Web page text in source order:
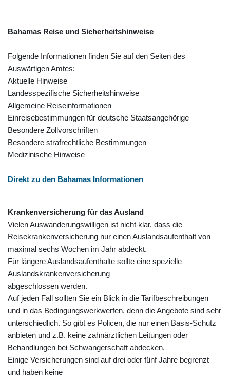
Bahamas Reise und Sicherheitshinweise
Folgende Informationen finden Sie auf den Seiten des
Auswärtigen Amtes:
Aktuelle Hinweise
Landesspezifische Sicherheitshinweise
Allgemeine Reiseinformationen
Einreisebestimmungen für deutsche Staatsangehörige
Besondere Zollvorschriften
Besondere strafrechtliche Bestimmungen
Medizinische Hinweise
Direkt zu den Bahamas Informationen
Krankenversicherung für das Ausland
Vielen Auswanderungswilligen ist nicht klar, dass die
Reisekrankenversicherung nur einen Auslandsaufenthalt von
maximal sechs Wochen im Jahr abdeckt.
Für längere Auslandsaufenthalte sollte eine spezielle
Auslandskrankenversicherung
abgeschlossen werden.
Auf jeden Fall sollten Sie ein Blick in die Tarifbeschreibungen
und in das Bedingungswerkwerfen, denn die Angebote sind sehr
unterschiedlich. So gibt es Policen, die nur einen Basis-Schutz
anbieten und z.B. keine zahnärztlichen Leitungen oder
Behandlungen bei Schwangerschaft abdecken.
Einige Versicherungen sind auf drei oder fünf Jahre begrenzt
und haben keine